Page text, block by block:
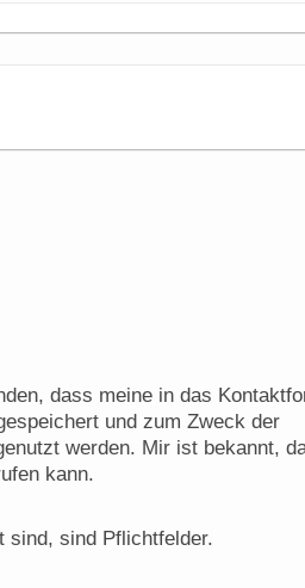
dass meine in das
und zum Zweck der
werden. Mir ist bekannt,
kann.
sind, sind Pflichtfelder.